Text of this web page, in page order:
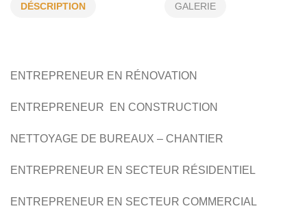
CONSTRUCTION RÉNOVATION
DÉSCRIPTION GALERIE
ENTREPRENEUR EN RÉNOVATION
ENTREPRENEUR EN CONSTRUCTION
NETTOYAGE DE BUREAUX – CHANTIER
ENTREPRENEUR EN SECTEUR RÉSIDENTIEL
ENTREPRENEUR EN SECTEUR COMMERCIAL